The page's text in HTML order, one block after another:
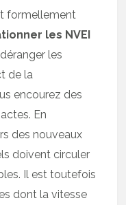
formellement
les NVEI
les
de la
encourez des
En
des nouveaux
doivent circuler
Il est toutefois
dont la vitesse